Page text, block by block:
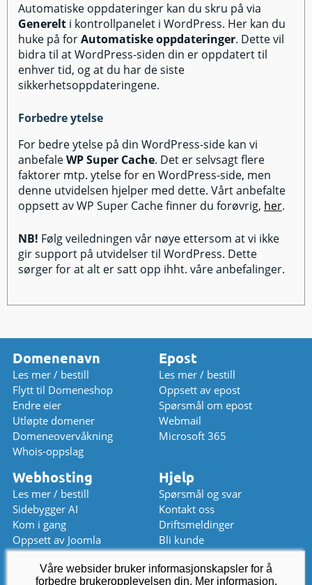
Automatiske oppdateringer kan du skru på via
Generelt i kontrollpanelet i WordPress. Her kan du
huke på forAutomatiske oppdateringer. Dette vil
bidra til at WordPress-siden din er oppdatert til
enhver tid, og at du har de siste
sikkerhetsoppdateringene.
Forbedre ytelse
For bedre ytelse på din WordPress-side kan vi
anbefaleWP Super Cache. Det er selvsagt flere
faktorer mtp. ytelse for en WordPress-side, men
denne utvidelsen hjelper med dette. Vårt anbefalte
oppsett av WP Super Cache finner du forøvrig, her.
NB! Følg veiledningen vår nøye ettersom at vi ikke
gir support på utvidelser til WordPress. Dette
sørger for at alt er satt opp ihht. våre anbefalinger.
Domenenavn
Les mer / bestill
Flytt til Domeneshop
Endre eier
Utløpte domener
Domeneovervåkning
Whois-oppslag
Epost
Les mer / bestill
Oppsett av epost
Spørsmål om epost
Webmail
Microsoft 365
Webhosting
Les mer / bestill
Sidebygger AI
Kom i gang
Oppsett av Joomla
Oppsett av WordPress
Hjelp
Spørsmål og svar
Kontakt oss
Driftsmeldinger
Bli kunde
Prisliste
Våre websider bruker informasjonskapsler for å
forbedre brukeropplevelsen din. Mer informasjon.